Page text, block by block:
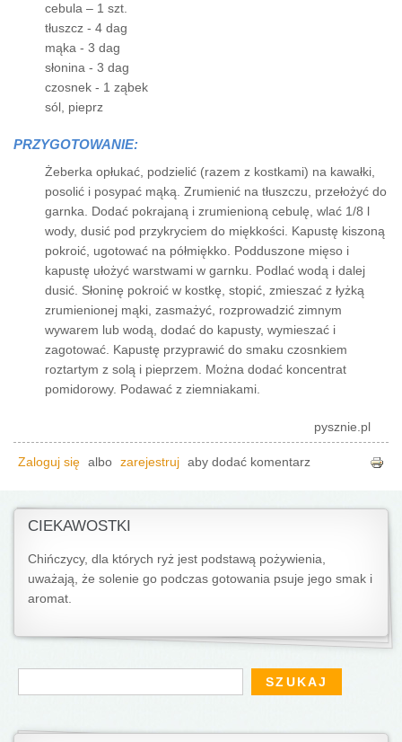
cebula – 1 szt.
tłuszcz - 4 dag
mąka - 3 dag
słonina - 3 dag
czosnek - 1 ząbek
sól, pieprz
PRZYGOTOWANIE:
Żeberka opłukać, podzielić (razem z kostkami) na kawałki,
posolić i posypać mąką. Zrumienić na tłuszczu, przełożyć do
garnka. Dodać pokrajaną i zrumienioną cebulę, wlać 1/8 l
wody, dusić pod przykryciem do miękkości. Kapustę kiszoną
pokroić, ugotować na półmiękko. Podduszone mięso i
kapustę ułożyć warstwami w garnku. Podlać wodą i dalej
dusić. Słoninę pokroić w kostkę, stopić, zmieszać z łyżką
zrumienionej mąki, zasmażyć, rozprowadzić zimnym
wywarem lub wodą, dodać do kapusty, wymieszać i
zagotować. Kapustę przyprawić do smaku czosnkiem
roztartym z solą i pieprzem. Można dodać koncentrat
pomidorowy. Podawać z ziemniakami.
pysznie.pl
Zaloguj się albo zarejestruj aby dodać komentarz
CIEKAWOSTKI
Chińczycy, dla których ryż jest podstawą pożywienia,
uważają, że solenie go podczas gotowania psuje jego smak i
aromat.
Formularz wyszukiwania
Szukaj